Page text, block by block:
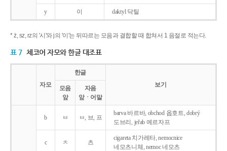
y 이 daktyl 닥틸
* ż, sz, rz의 '시'와 j의 '이'는 뒤따르는 모음과 결합할 때 합쳐서 1 음절로 적는다.
표 7 체코어 자모와 한글 대조표
자모
한글
보기
모음
앞
자음
앞ㆍ어말
b ㅂ ㅂ, 브, 프
barva 바르바, obchod 옵호트, dobrý
도브리, jeřab 예르자프
c ㅊ 츠
cigareta 치가레타, nemocnice
네모츠니체, nemoc 네모츠